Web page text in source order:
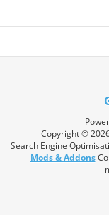
Copyright ©
Search Engine
Mods & Addons